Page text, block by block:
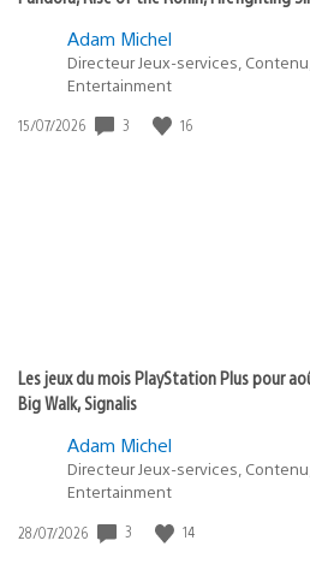
Adam Michel
Directeur Jeux-services,
Entertainment
Date
15/07/2026 3 16
Les jeux du mois PlayStation Plus pour
Big Walk, Signalis
Adam Michel
Directeur Jeux-services,
Entertainment
Date
28/07/2026 3 14